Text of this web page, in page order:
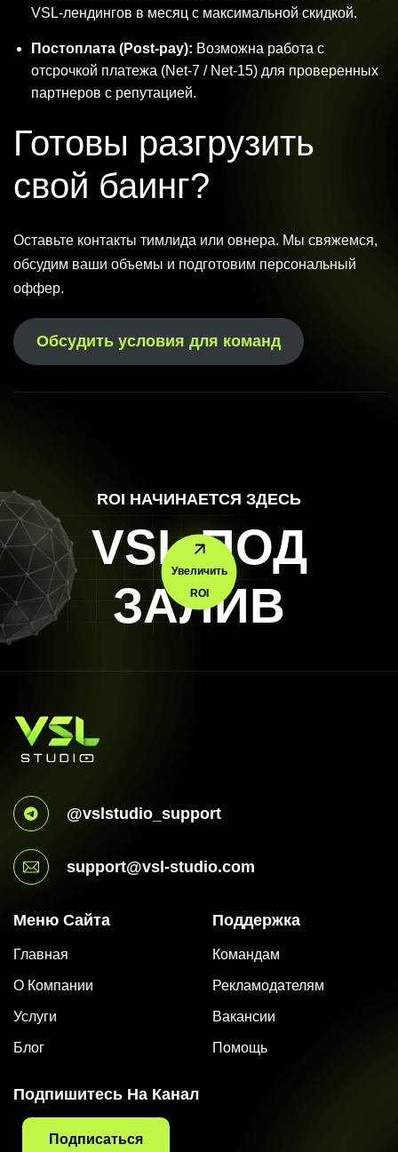
VSL-лендингов в месяц с максимальной скидкой.
Постоплата (Post-pay): Возможна работа с
отсрочкой платежа (Net-7 / Net-15) для проверенных
партнеров с репутацией.
Готовы разгрузить
свой баинг?
Оставьте контакты тимлида или овнера. Мы свяжемся,
обсудим ваши объемы и подготовим персональный
оффер.
Обсудить условия для команд
ROI НАЧИНАЕТСЯ ЗДЕСЬ
VSL ПОД
ЗАЛИВ
Увеличить
ROI
@vslstudio_support
support@vsl-studio.com
Меню Сайта
Главная
О Компании
Услуги
Блог
Поддержка
Командам
Рекламодателям
Вакансии
Помощь
Подпишитесь На Канал
Подписаться